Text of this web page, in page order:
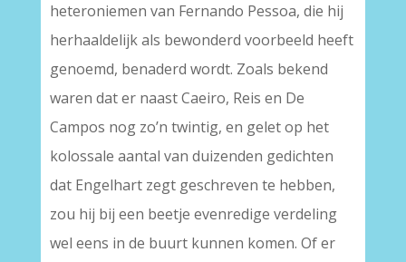
heteroniemen van Fernando Pessoa, die hij
herhaaldelijk als bewonderd voorbeeld heeft
genoemd, benaderd wordt. Zoals bekend
waren dat er naast Caeiro, Reis en De
Campos nog zo’n twintig, en gelet op het
kolossale aantal van duizenden gedichten
dat Engelhart zegt geschreven te hebben,
zou hij bij een beetje evenredige verdeling
wel eens in de buurt kunnen komen. Of er